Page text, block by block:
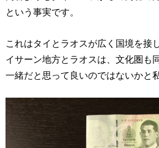
という事実です。
これはタイとラオスが広く国境を接
イサーン地方とラオスは、文化圏も
一緒だと思って良いのではないかと